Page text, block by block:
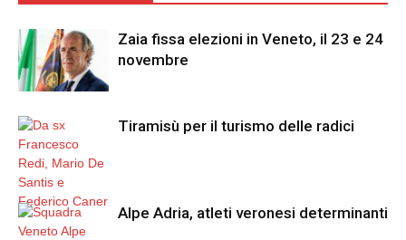
Zaia fissa elezioni in Veneto, il 23 e 24
novembre
Tiramisù per il turismo delle radici
Alpe Adria, atleti veronesi determinanti